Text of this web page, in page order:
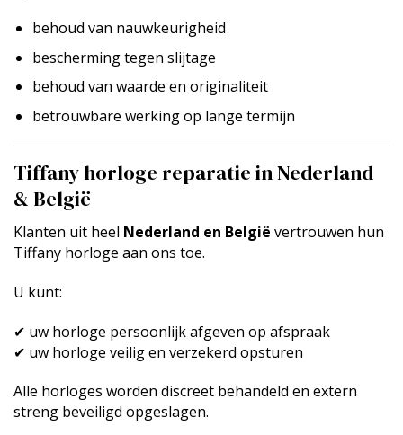
behoud van nauwkeurigheid
bescherming tegen slijtage
behoud van waarde en originaliteit
betrouwbare werking op lange termijn
Tiffany horloge reparatie in Nederland
& België
Klanten uit heel Nederland en België vertrouwen hun
Tiffany horloge aan ons toe.
U kunt:
✔ uw horloge persoonlijk afgeven op afspraak
✔ uw horloge veilig en verzekerd opsturen
Alle horloges worden discreet behandeld en extern
streng beveiligd opgeslagen.